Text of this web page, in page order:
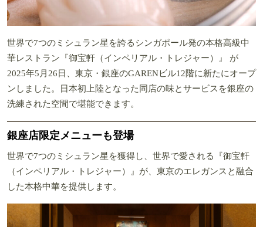
世界で7つのミシュラン星を誇るシンガポール発の本格高級中
華レストラン『御宝軒（インペリアル・トレジャー）』 が
2025年5月26日、東京・銀座のGARENビル12階に新たにオープ
ンしました。日本初上陸となった同店の味とサービスを銀座の
洗練された空間で堪能できます。
銀座店限定メニューも登場
世界で7つのミシュラン星を獲得し、世界で愛される『御宝軒
（インペリアル・トレジャー）』が、東京のエレガンスと融合
した本格中華を提供します。